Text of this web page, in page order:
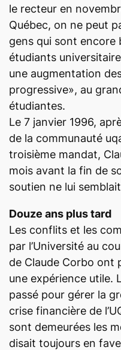
le recteur en
Québec, on ne peut
gens qui sont encore
étudiants
une augmentation
progressive», au
étudiantes.
Le 7 janvier 1996,
de la communauté
troisième mandat,
mois avant la fin de
soutien ne lui
Douze ans plus tard
Les conflits et les
par l’Université au
de Claude Corbo ont
une expérience utile.
passé pour gérer la
crise financière de
sont demeurées les
disait toujours en